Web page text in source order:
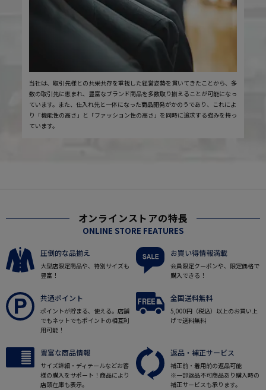
当社は、取引先様との共栄共存を重視した経営姿勢を貫いてきたことから、多
数の取引先に恵まれ、豊富なブランド商品を多数取り揃えることが可能になっ
ています。また、仕入れ先と一体になった商品開発がかのうであり、これによ
り「機能性の高さ」と「ファッション性の高さ」を同時に追求する強みを持っ
ています。
オンラインストアの特長
ONLINE STORE FEATURES
圧倒的な品揃え
大型店限定商品や、特別サイズも
豊富！
お買い得情報満載
会員限定クーポンや、限定価格で
購入できる！
共通ポイント
ポイントが貯まる、使える。店舗
でもネットでもポイントの相互利
用可能！
全国送料無料
5,000円（税込）以上のお買い上
げで送料無料
豊富な商品情報
サイズ詳細・ディテールなどお客
様の購入をサポート！商品により
店頭在庫も表示。
返品・補正サービス
補正前・着用前の返品可能
※一部返品不可商品あり購入時の
補正サービスも承ります。